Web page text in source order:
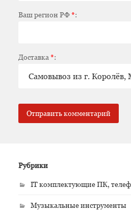
Ваш регион РФ*:
Доставка *:
Рубрики
IT комплектующие ПК,
Музыкальные инструменты